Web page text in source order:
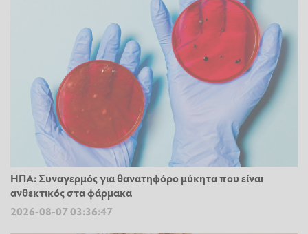
ΗΠΑ: Συναγερμός για θανατηφόρο μύκητα που είναι
ανθεκτικός στα φάρμακα
2026-08-07 03:36:47